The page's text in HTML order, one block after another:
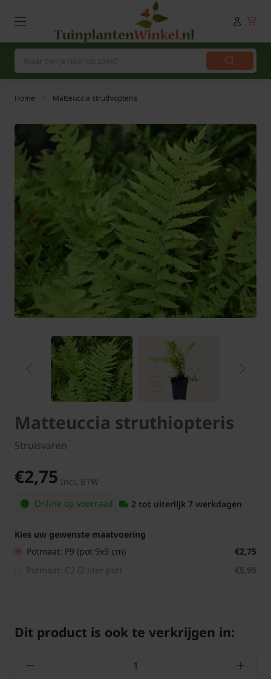
Home Matteuccia struthiopteris
Matteuccia struthiopteris
Struisvaren
€2,75 Incl. BTW
Online op voorraad
2 tot uiterlijk 7 werkdagen
Kies uw gewenste maatvoering
Potmaat: P9 (pot 9x9 cm)
€2,75
Potmaat: C2 (2 liter pot)
€5,95
Dit product is ook te verkrijgen in: